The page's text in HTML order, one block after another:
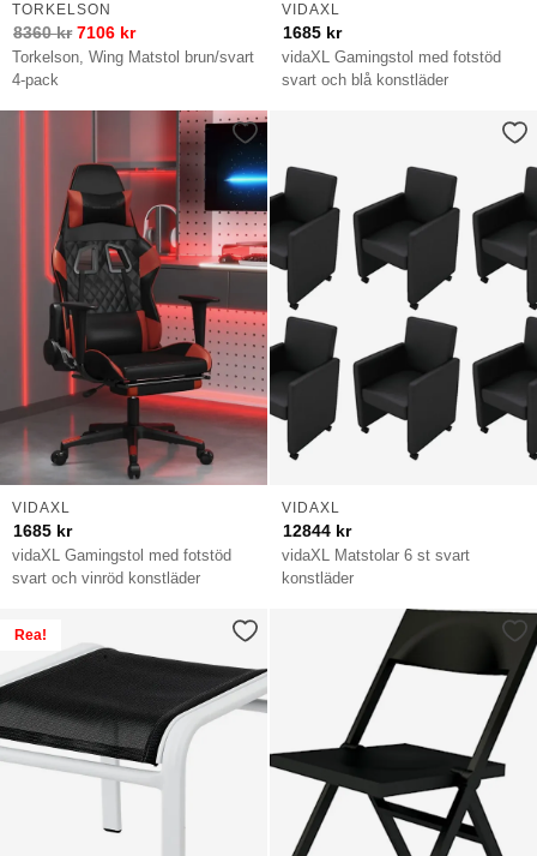
Torkelson, Wing Matstol brun/svart
4-pack
TORKELSON
8360kr 7106 kr
vidaXL Gamingstol med fotstöd
svart och blå konstläder
VIDAXL
1685 kr
vidaXL Gamingstol med fotstöd
svart och vinröd konstläder
VIDAXL
1685 kr
vidaXL Matstolar 6 st svart
konstläder
VIDAXL
12844 kr
Rea!